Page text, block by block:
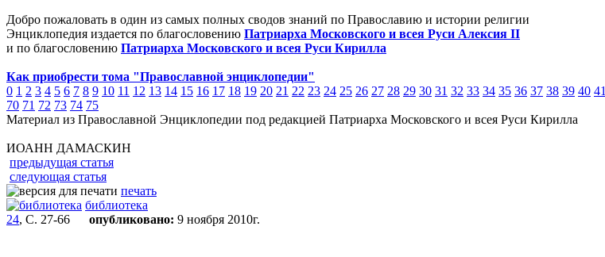
Добро пожаловать в один из самых полных сводов знаний по Православию и истории религии
Энциклопедия издается по благословению Патриарха Московского и всея Руси Алексия II
и по благословению Патриарха Московского и всея Руси Кирилла
Как приобрести тома "Православной энциклопедии"
0 1 2 3 4 5 6 7 8 9 10 11 12 13 14 15 16 17 18 19 20 21 22 23 24 25 26 27 28 29 30 31 32 33 34 35 36 37 38 39 40 41
70 71 72 73 74 75
Материал из Православной Энциклопедии под редакцией Патриарха Московского и всея Руси Кирилла
ИОАНН ДАМАСКИН
предыдущая статья
следующая статья
печать
библиотека
24, С. 27-66 опубликовано: 9 ноября 2010г.